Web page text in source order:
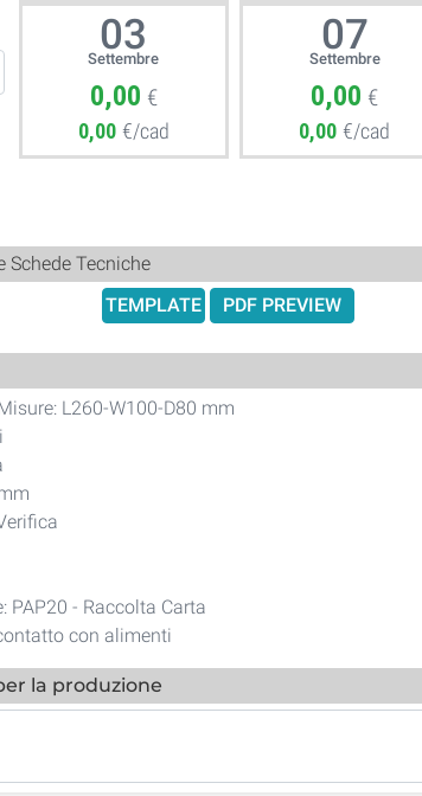
03
Settembre
0,00 €
0,00 €/cad
07
Settembre
0,00 €
0,00 €/cad
Schede Tecniche
TEMPLATE
PDF PREVIEW
L260-W100-D80 mm
PAP20 - Raccolta Carta
con alimenti
la produzione